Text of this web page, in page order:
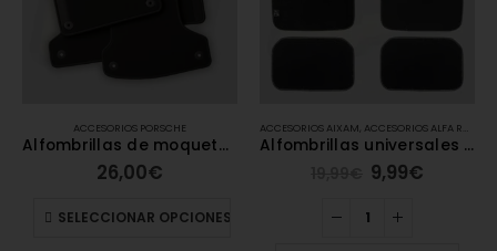
ACCESORIOS PORSCHE
Alfombrillas de moqueta Porsche
26,00€
SELECCIONAR OPCIONES
ACCESORIOS AIXAM, ACCESORIOS ALFA ROMEO
Alfombrillas universales de moqueta – Carengine
9,99€